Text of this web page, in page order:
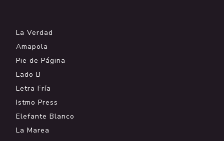
La Verdad
Amapola
Pie de Página
Lado B
Letra Fría
Istmo Press
Elefante Blanco
La Marea